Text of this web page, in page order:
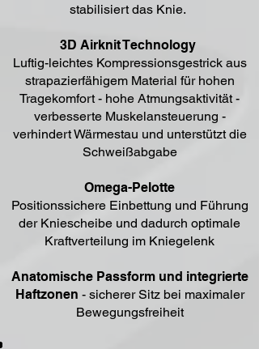
stabilisiert das Knie.
3D Airknit Technology
Luftig-leichtes Kompressionsgestrick aus
strapazierfähigem Material für hohen
Tragekomfort - hohe Atmungsaktivität -
verbesserte Muskelansteuerung -
verhindert Wärmestau und unterstützt die
Schweißabgabe
Omega-Pelotte
Positionssichere Einbettung und Führung
der Kniescheibe und dadurch optimale
Kraftverteilung im Kniegelenk
Anatomische Passform und integrierte
Haftzonen - sicherer Sitz bei maximaler
Bewegungsfreiheit